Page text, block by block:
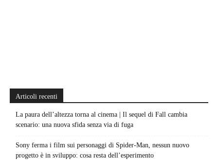
Articoli recenti
La paura dell’altezza torna al cinema | Il sequel di Fall cambia
scenario: una nuova sfida senza via di fuga
Sony ferma i film sui personaggi di Spider-Man, nessun nuovo
progetto è in sviluppo: cosa resta dell’esperimento